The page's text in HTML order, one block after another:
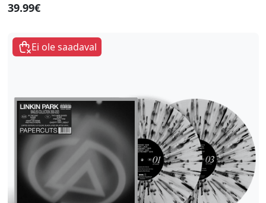
39.99€
Ei ole saadaval